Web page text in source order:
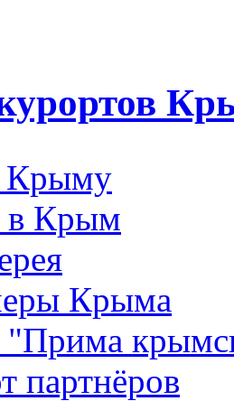
Крыму
в Крым
Крыма
"Прима
партнёров